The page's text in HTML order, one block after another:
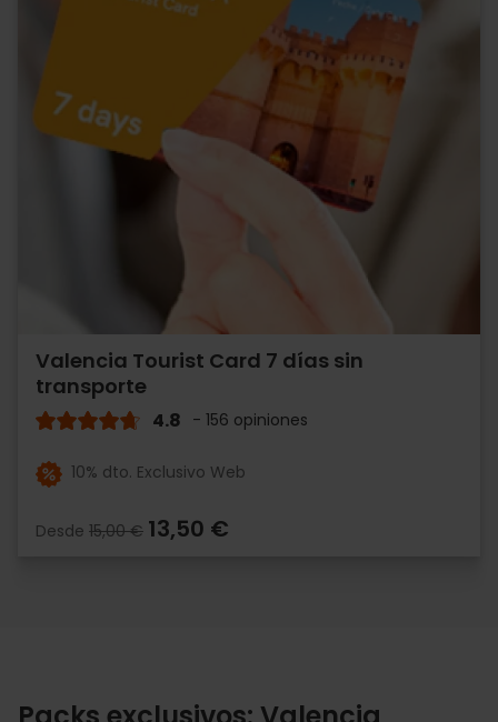
Valencia Tourist Card 7 días sin
transporte
4.8 - 156 opiniones
10% dto. Exclusivo Web
Desde 15,00 € 13,50 €